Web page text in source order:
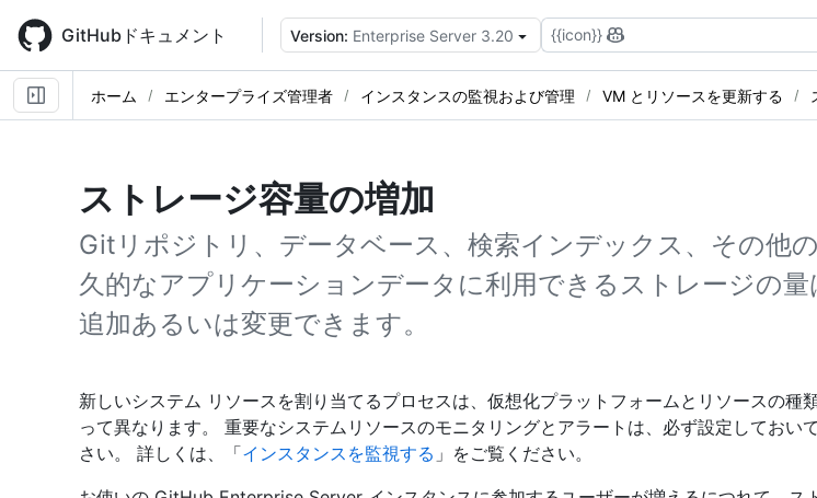
main
content
GitHubドキュメント Version: Enterprise Server 3.20 {{icon}}
ホーム エンタープライズ管理者 インスタンスの監視および管理 VM とリソースを更新する
ストレージ容量の増加
Gitリポジトリ、データベース、検索インデックス、その他
久的なアプリケーションデータに利用できるストレージの量
追加あるいは変更できます。
新しいシステム リソースを割り当てるプロセスは、仮想化プラットフォームとリソースの種
って異なります。 重要なシステムリソースのモニタリングとアラートは、必ず設定しておい
さい。 詳しくは、「インスタンスを監視する 」をご覧ください。